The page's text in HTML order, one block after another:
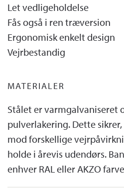
Let vedligeholdelse
Fås også i ren træversion
Ergonomisk enkelt design
Vejrbestandig
MATERIALER
Stålet er varmgalvaniseret
pulverlakering. Dette
mod forskellige
holde i årevis udendørs.
enhver RAL eller AKZO